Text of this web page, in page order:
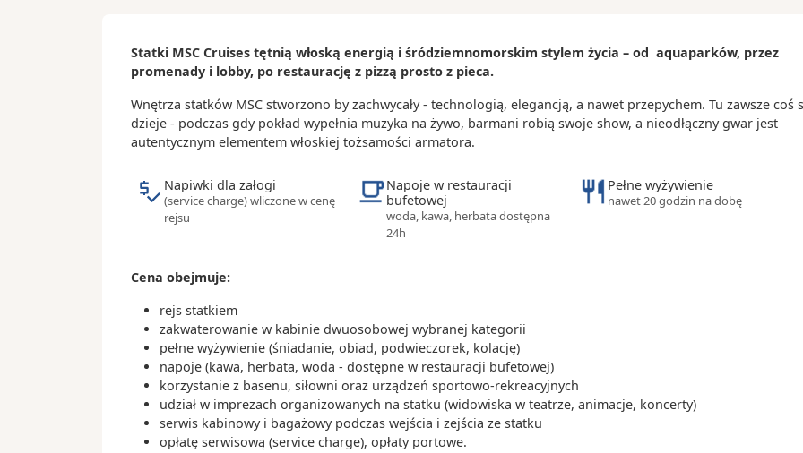
sardynki, mule i wiele innych minidań idealnych do
dzielenia się
- inne przysmaki to podsuszana szynka iberico i
serrano; paella, która najlepiej smakuje w Hiszpanii,
a na deser polecamy klasyczne churros lub crema
Statki MSC Cruises tętnią włoską energią i śródziemnomorskim stylem życia – od aquaparków, przez
promenady i lobby, po restaurację z pizzą prosto z pieca.
Wnętrza statków MSC stworzono by zachwycały - technologią, elegancją, a nawet przepychem. Tu zawsze coś
dzieje - podczas gdy pokład wypełnia muzyka na żywo, barmani robią swoje show, a nieodłączny gwar jest
autentycznym elementem włoskiej tożsamości armatora.
Napiwki dla załogi
(service charge) wliczone w cenę
rejsu
Napoje w restauracji
bufetowej
woda, kawa, herbata dostępna
24h
Pełne wyżywienie
nawet 20 godzin na dobę
Cena obejmuje:
rejs statkiem
zakwaterowanie w kabinie dwuosobowej wybranej kategorii
pełne wyżywienie (śniadanie, obiad, podwieczorek, kolację)
napoje (kawa, herbata, woda - dostępne w restauracji bufetowej)
korzystanie z basenu, siłowni oraz urządzeń sportowo-rekreacyjnych
udział w imprezach organizowanych na statku (widowiska w teatrze, animacje, koncerty)
serwis kabinowy i bagażowy podczas wejścia i zejścia ze statku
opłatę serwisową (service charge), opłaty portowe.